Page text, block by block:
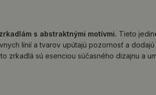
s abstraktnými motívmi. Tieto
línií a tvarov upútajú pozornosť a
zrkadlá sú esenciou súčasného dizajnu a